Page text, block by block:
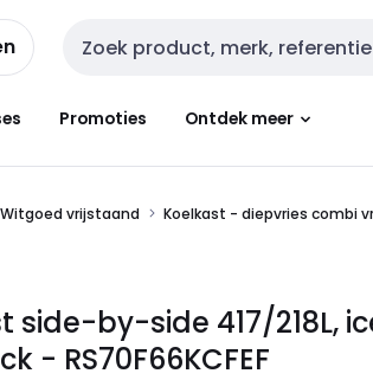
Zoekveld invoer
Promoties Ontdek meer
Witgoed vrijstaand Koelkast - diepvries combi
by-side 417/218L,
- RS70F66KCFEF